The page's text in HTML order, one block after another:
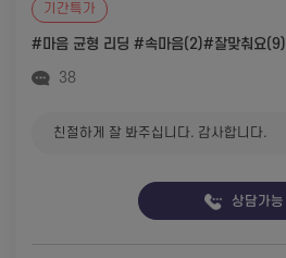
기간특가
#마음 균형 리딩 #속마음(2)#잘맞춰요(9)
38
친절하게 잘 봐주십니다. 감사합니다.
상담가능